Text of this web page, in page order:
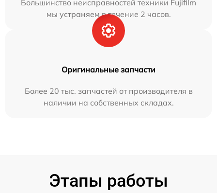
Большинство неисправностей техники Fujifilm
мы устраняем в течение 2 часов.
Оригинальные запчасти
Более 20 тыс. запчастей от производителя в
наличии на собственных складах.
Этапы работы